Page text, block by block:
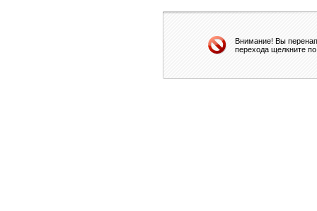
Внимание! Вы
перехода щелкните